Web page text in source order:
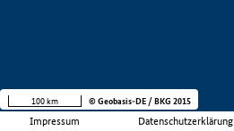
Impressum Datenschutzerklärung
100 km © Geobasis-DE / BKG 2015